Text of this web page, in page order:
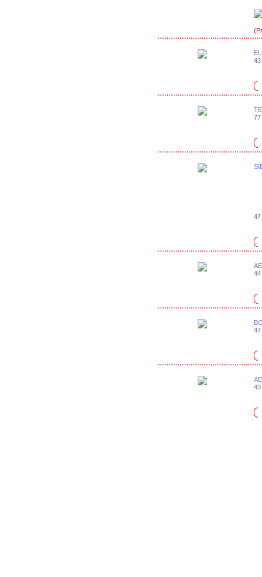
43
77
47
44
47
43